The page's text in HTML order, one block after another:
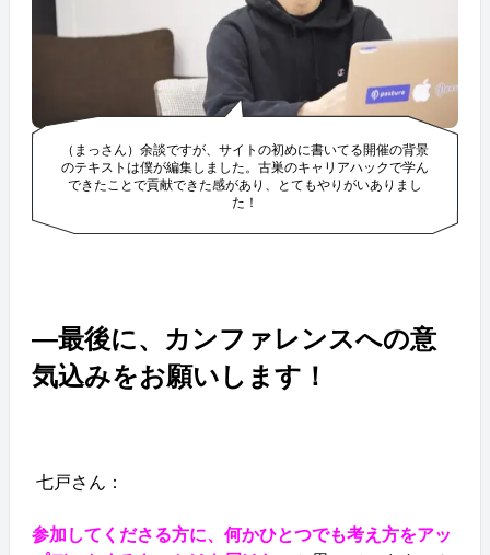
（まっさん）余談ですが、サイトの初めに書いてる開催の背景
のテキストは僕が編集しました。古巣のキャリアハックで学ん
できたことで貢献できた感があり、とてもやりがいありまし
た！
―最後に、カンファレンスへの意
気込みをお願いします！
七戸さん：
参加してくださる方に、何かひとつでも考え方をアッ